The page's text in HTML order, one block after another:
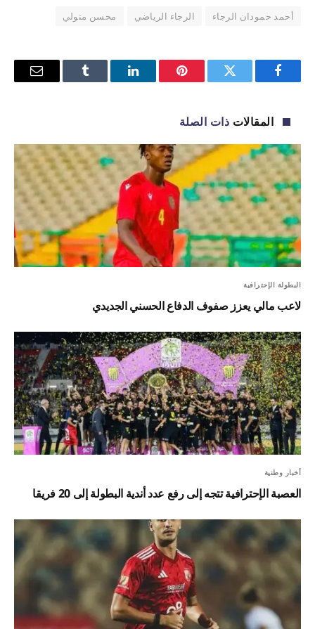
أحمد حمودان الرجاء الرجاء الرياضي محسن متولي
فيسبوك تويتر بينتيريستلينكدإن Tumblr
البريد
المقالات ذات الصلة
البطولة الإحترافية
لاعب مالي يعزز صفوف الدفاع الحسني الجديدي
أخبار وطنية
العصبة الإحترافية تتجه إلى رفع عدد أندية البطولة إلى 20 فريقا